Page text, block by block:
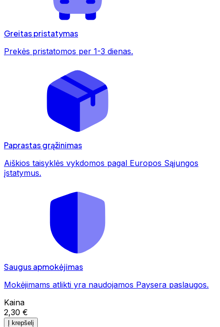
Greitas pristatymas
Prekės pristatomos per 1-3 dienas.
Paprastas grąžinimas
Aiškios taisyklės vykdomos pagal Europos Sąjungos
įstatymus.
Saugus apmokėjimas
Mokėjimams atlikti yra naudojamos Paysera paslaugos.
Kaina
2,30 €
Į krepšelį